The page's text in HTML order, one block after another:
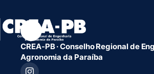
CREA-PB · Conselho Regional de
Agronomia da Paraíba